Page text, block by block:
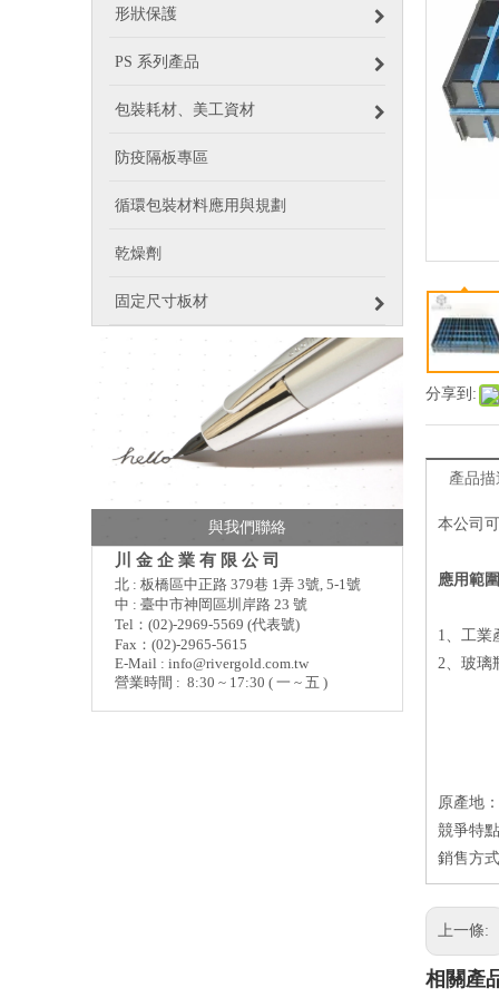
形狀保護
PS 系列產品
包裝耗材、美工資材
防疫隔板專區
循環包裝材料應用與規劃
乾燥劑
固定尺寸板材
與我們聯絡
川 金 企 業 有 限 公 司
北 : 板橋區中正路 379巷 1弄 3號, 5-1號
中 : 臺中市神岡區圳岸路 23 號
Tel：(02)-2969-5569 (代表號)
Fax：(02)-2965-5615
E-Mail : info@rivergold.com.tw
營業時間 : 8:30 ~ 17:30 ( 一 ~ 五 )
分享到:
產品描
本公司
應用範
1、工業
2、玻璃
原產地
競爭特
銷售方
上一條:
相關產